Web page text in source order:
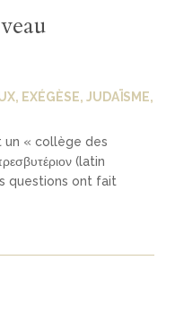
, EXÉGÈSE, JUDAÏSME,
un « collège des
(latin
questions ont fait